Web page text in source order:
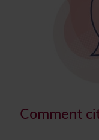
Comment